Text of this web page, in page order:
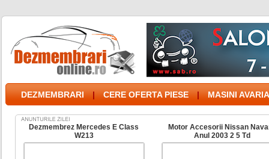
DEZMEMBRARI | CERE OFERTA PIESE | MASINI
Dezmembrez Mercedes E Class
W213
Motor Accesorii Nissan
Anul 2003 2 5 Td